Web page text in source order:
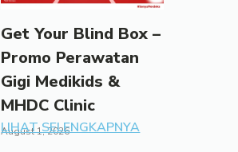
Get Your Blind Box –
Promo Perawatan
Gigi Medikids &
MHDC Clinic
August 1, 2026
LIHAT SELENGKAPNYA